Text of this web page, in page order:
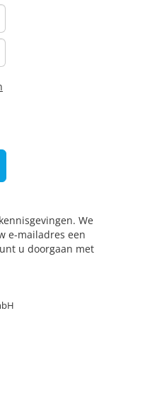
We
e-mailadres een
u doorgaan met